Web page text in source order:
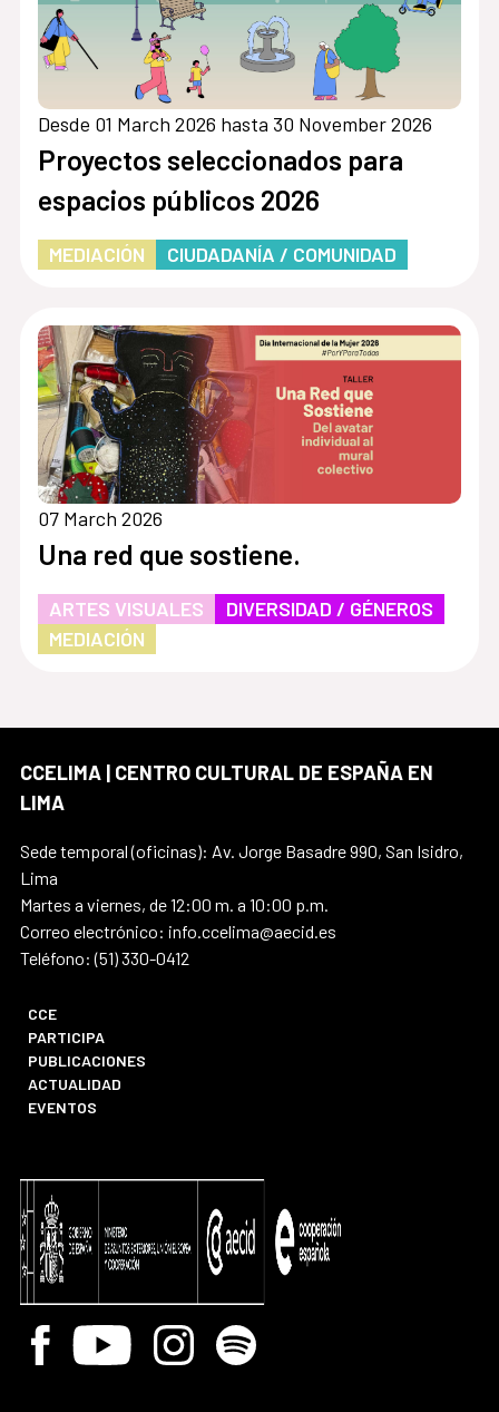
Desde 01 March 2026 hasta 30 November 2026
Proyectos seleccionados para
espacios públicos 2026
MEDIACIÓN CIUDADANÍA / COMUNIDAD
07 March 2026
Una red que sostiene.
ARTES VISUALES
DIVERSIDAD / GÉNEROS
MEDIACIÓN
CCELIMA | CENTRO CULTURAL DE ESPAÑA EN
LIMA
Sede temporal (oficinas): Av. Jorge Basadre 990, San Isidro,
Lima
Martes a viernes, de 12:00 m. a 10:00 p.m.
Correo electrónico: info.ccelima@aecid.es
Teléfono: (51) 330-0412
CCE
PARTICIPA
PUBLICACIONES
ACTUALIDAD
EVENTOS
Facebook
Youtube InstagramSpotify